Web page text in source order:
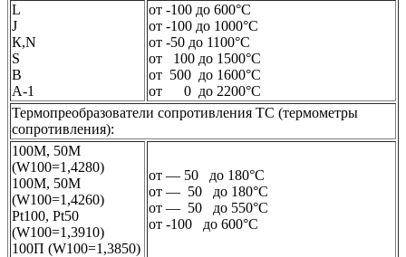
L
J
К,N
S
B
A-1
от -100 до 600°С
от -100 до 1000°С
от -50 до 1100°С
от 100 до 1500°С
от 500 до 1600°С
от 0 до 2200°С
Термопреобразователи сопротивления ТС (термометры
сопротивления):
100М, 50М
(W100=1,4280)
100М, 50М
(W100=1,4260)
Pt100, Pt50
(W100=1,3910)
100П (W100=1,3850)
от — 50 до 180°С
от — 50 до 180°С
от — 50 до 550°С
от -100 до 600°С